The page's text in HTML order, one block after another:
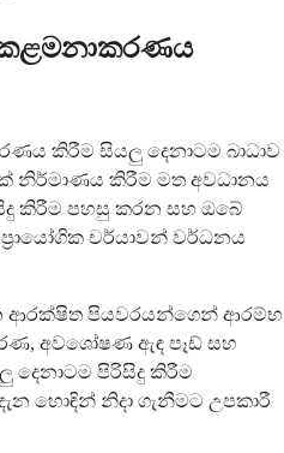
කිරීම සියලු දෙනාටම බාධාව
නිර්මාණය කිරීම මත අවධානය
කිරීම පහසු කරන සහ ඔබේ
චර්යාවන් වර්ධනය
ආරක්ෂිත පියවරයන්ගෙන් ආරම්භ
අවශෝෂණ ඇඳ පෑඩ් සහ
දෙනාටම පිරිසිදු කිරීම
හොඳින් නිදා ගැනීමට උපකාරී